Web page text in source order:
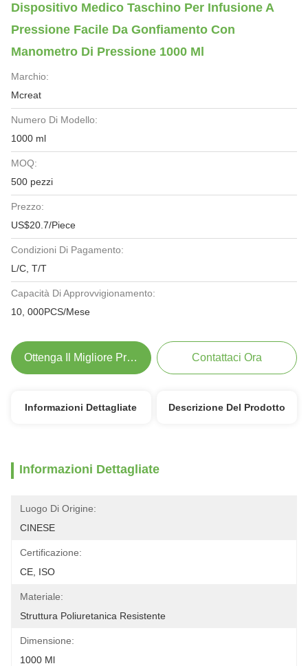
Dispositivo Medico Taschino Per Infusione A
Pressione Facile Da Gonfiamento Con
Manometro Di Pressione 1000 Ml
Marchio:
Mcreat
Numero Di Modello:
1000 ml
MOQ:
500 pezzi
Prezzo:
US$20.7/Piece
Condizioni Di Pagamento:
L/C, T/T
Capacità Di Approvvigionamento:
10, 000PCS/Mese
Ottenga Il Migliore Prezzo Contattaci Ora
Informazioni Dettagliate Descrizione Del Prodotto
Informazioni Dettagliate
Luogo Di Origine:
CINESE
Certificazione:
CE, ISO
Materiale:
Struttura Poliuretanica Resistente
Dimensione:
1000 Ml